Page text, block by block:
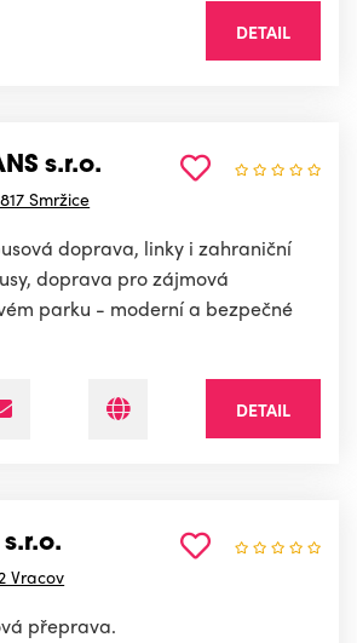
DETAIL
s.r.o.
Smržice
doprava, linky i zahraniční
doprava pro zájmová
parku - moderní a bezpečné
DETAIL
Vracov
přeprava.